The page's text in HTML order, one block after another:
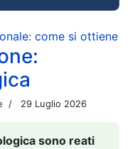
come si ottiene
29 Luglio 2026
sono reati